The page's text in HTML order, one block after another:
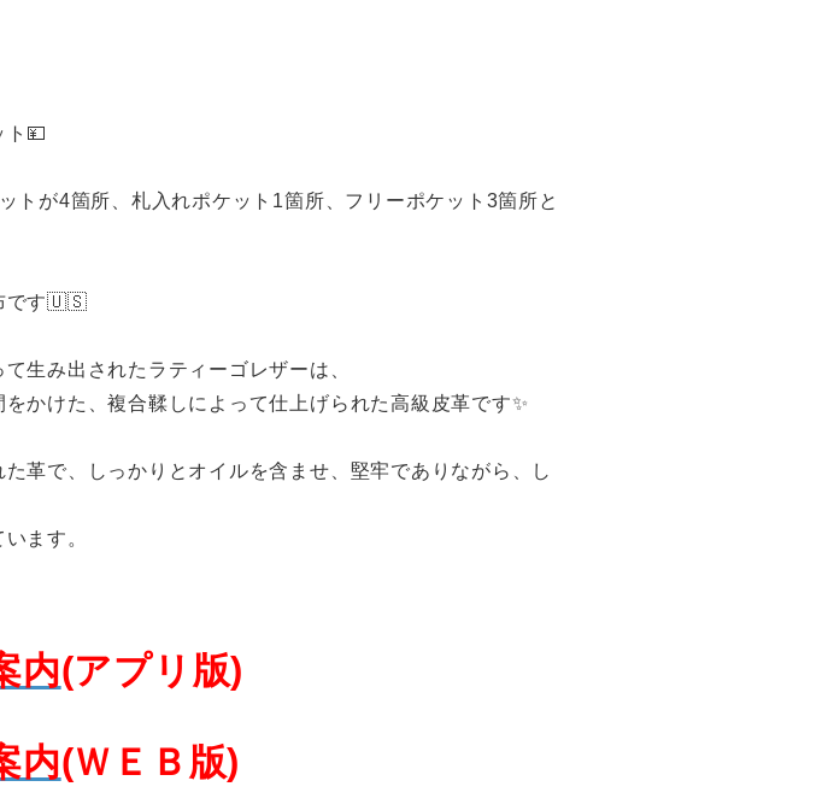
ト💴
トが4箇所、札入れポケット1箇所、フリーポケット3箇所と
です🇺🇸
生み出されたラティーゴレザーは、
かけた、複合鞣しによって仕上げられた高級皮革です✨
革で、しっかりとオイルを含ませ、堅牢でありながら、し
ます。
内(アプリ版)
内(ＷＥＢ版)